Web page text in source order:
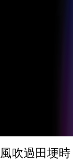
風吹過田埂